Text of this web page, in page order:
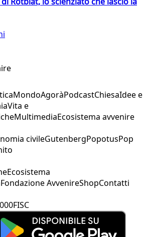
MondoAgoràPodcastChiesaIdee e
Vita e
MultimediaEcosistema avvenire
civileGutenbergPopotusPop
Ecosistema
Fondazione AvvenireShopContatti
FISC